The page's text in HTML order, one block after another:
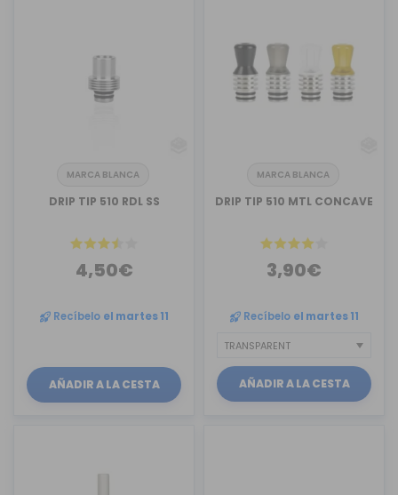
MARCA BLANCA
DRIP TIP 510 RDL SS
4,50€
Recíbelo el martes 11
AÑADIR A LA CESTA
MARCA BLANCA
DRIP TIP 510 MTL CONCAVE
3,90€
Recíbelo el martes 11
AÑADIR A LA CESTA